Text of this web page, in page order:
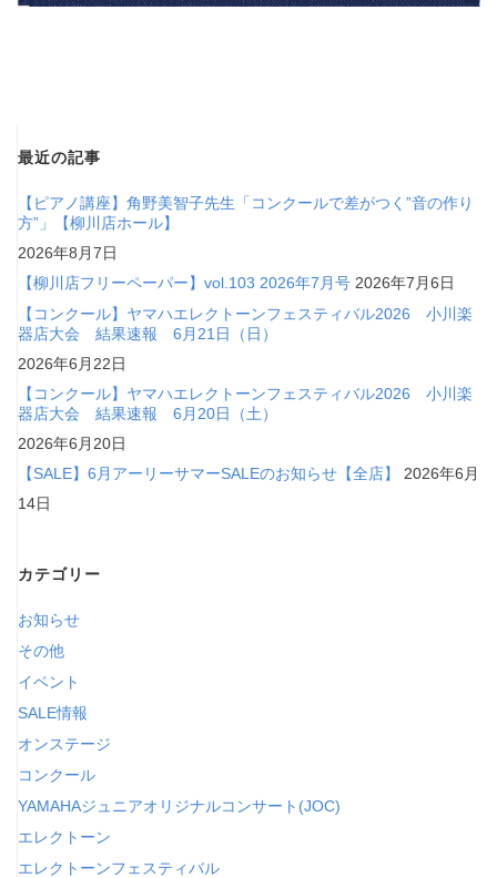
最近の記事
【ピアノ講座】角野美智子先生「コンクールで差がつく”音の作り
方”」【柳川店ホール】
2026年8月7日
【柳川店フリーペーパー】vol.103 2026年7月号 2026年7月6日
【コンクール】ヤマハエレクトーンフェスティバル2026 小川楽
器店大会 結果速報 6月21日（日）
2026年6月22日
【コンクール】ヤマハエレクトーンフェスティバル2026 小川楽
器店大会 結果速報 6月20日（土）
2026年6月20日
【SALE】6月アーリーサマーSALEのお知らせ【全店】
2026年6月
14日
カテゴリー
お知らせ
その他
イベント
SALE情報
オンステージ
コンクール
YAMAHAジュニアオリジナルコンサート(JOC)
エレクトーン
エレクトーンフェスティバル